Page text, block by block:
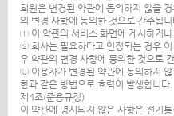
회원은 변경된 약관에 동의하지 않을
의 변경 사항에 동의한 것으로 간주됩
① 이 약관의 서비스 화면에 게시하거
② 회사는 필요하다고 인정되는 경우
우 약관의 변경 사항에 동의한 것으로
③ 이용자가 변경된 약관에 동의하지
항과 같은 방법으로 효력이 발생합니다.
제4조(준용규정)
이 약관에 명시되지 않은 사항은 전기